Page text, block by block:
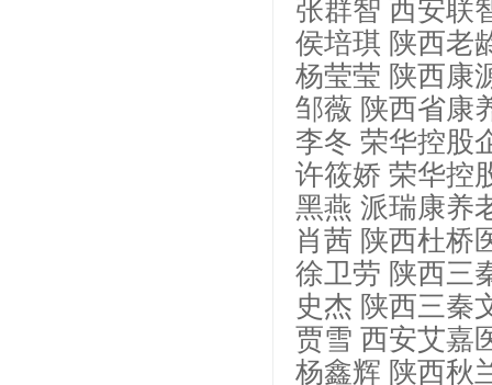
张群智 西安联
侯培琪 陕西老
杨莹莹 陕西康
邹薇 陕西省康
李冬 荣华控股
许筱娇 荣华控
黑燕 派瑞康养
肖茜 陕西杜桥
徐卫劳 陕西三
史杰 陕西三秦
贾雪 西安艾嘉
杨鑫辉 陕西秋